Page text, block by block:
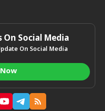
On Social Media
On Social Media